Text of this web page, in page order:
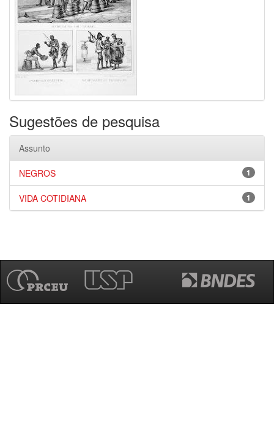
Sugestões de pesquisa
Assunto
1
NEGROS
1
VIDA COTIDIANA